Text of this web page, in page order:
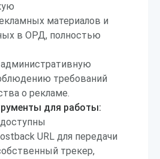
материалов и
в ОРД, полностью
требований
о рекламе.
для работы:
URL для передачи
трекер,